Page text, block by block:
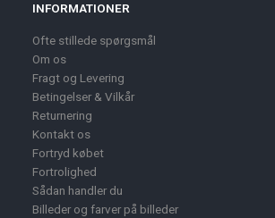
INFORMATIONER
Ofte stillede spørgsmål
Om os
Fragt og Levering
Betingelser & Vilkår
Returnering
Kontakt os
Fortryd købet
Fortrolighed
Sådan handler du
Billeder og farver på billeder